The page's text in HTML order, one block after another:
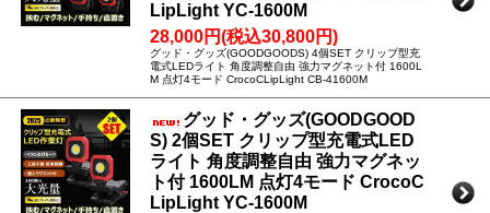
LipLight YC-1600M
28,000円(税込30,800円)
グッド・グッズ(GOODGOODS) 4個SET クリップ型充
電式LEDライト 角度調整自由 強力マグネット付 1600L
M 点灯4モード CrocoCLipLight CB-41600M
グッド・グッズ(GOODGOOD
S) 2個SET クリップ型充電式LED
ライト 角度調整自由 強力マグネッ
ト付 1600LM 点灯4モード CrocoC
LipLight YC-1600M